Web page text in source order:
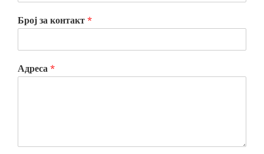
Број за контакт *
Адреса *